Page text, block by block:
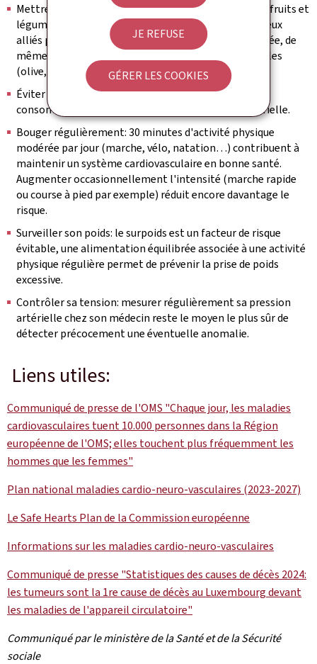
JE REFUSE
GÉRER LES COOKIES
Mettre de la couleur dans son assiette: 5 portions de fruits et
légumes par jour, riches en potassium, sont de précieux
alliés pour maintenir une pression artérielle équilibrée, de
même que réduire le sel et préférer les huiles végétales
(olive, colza) aux graisses saturées.
Éviter la consommation de boissons alcoolisées: la
consommation d'alcool augmente la pression artérielle.
Bouger régulièrement: 30 minutes d'activité physique
modérée par jour (marche, vélo, natation…) contribuent à
maintenir un système cardiovasculaire en bonne santé.
Augmenter occasionnellement l'intensité (marche rapide
ou course à pied par exemple) réduit encore davantage le
risque.
Surveiller son poids: le surpoids est un facteur de risque
évitable, une alimentation équilibrée associée à une activité
physique régulière permet de prévenir la prise de poids
excessive.
Contrôler sa tension: mesurer régulièrement sa pression
artérielle chez son médecin reste le moyen le plus sûr de
détecter précocement une éventuelle anomalie.
Liens utiles:
Communiqué de presse de l'OMS "Chaque jour, les maladies
cardiovasculaires tuent 10.000 personnes dans la Région
européenne de l'OMS; elles touchent plus fréquemment les
hommes que les femmes"
Plan national maladies cardio-neuro-vasculaires (2023-2027)
Le Safe Hearts Plan de la Commission européenne
Informations sur les maladies cardio-neuro-vasculaires
Communiqué de presse "Statistiques des causes de décès 2024:
les tumeurs sont la 1re cause de décès au Luxembourg devant
les maladies de l'appareil circulatoire"
Communiqué par le ministère de la Santé et de la Sécurité
sociale